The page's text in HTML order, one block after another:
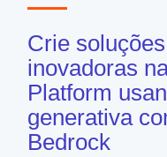
Crie
inovadoras
Platform
generativa
Bedrock